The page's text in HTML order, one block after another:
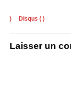
) Disqus ( )
Laisser un